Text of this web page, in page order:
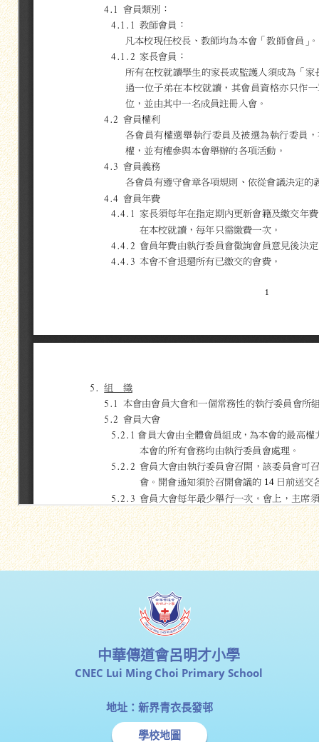
中華傳道會呂明才小學
CNEC Lui Ming Choi Primary School
地址：新界青衣長發邨
學校地圖